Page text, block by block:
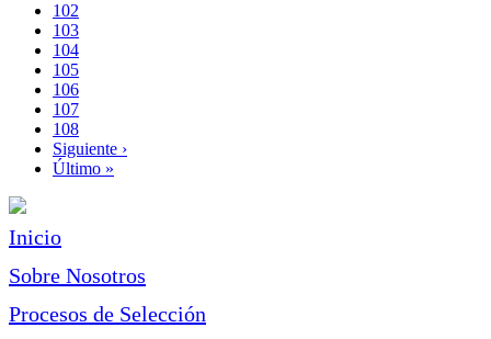
Page
102
Page
103
Página
actual
104
Page
105
Page
106
Page
107
Page
108
Siguiente
página
Siguiente ›
Última
Último »
Inicio
Sobre Nosotros
Procesos de Selección